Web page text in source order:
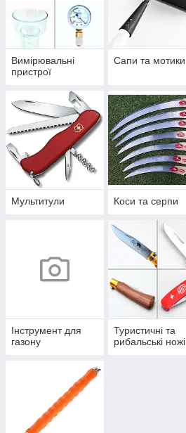
Вимірювальні
пристрої
Сапи та мотики
Мультитули Коси та серпи
Інструмент для
газону
Туристичні та
рибальські ножі